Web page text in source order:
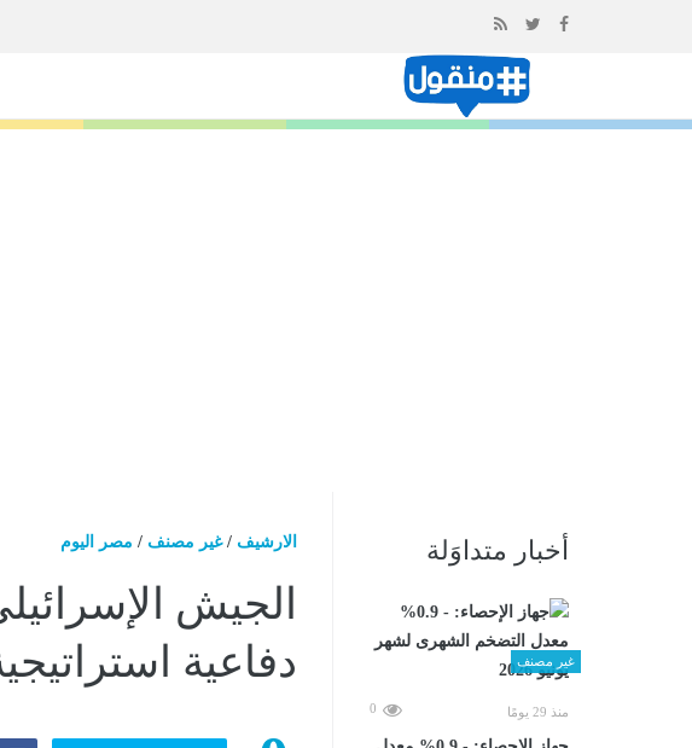
المحتوى
أخبار متداوَلة
غير مصنف
منذ 29 يومًا 0
الارشيف /غير مصنف / مصر اليوم
الجيش
دفاعية